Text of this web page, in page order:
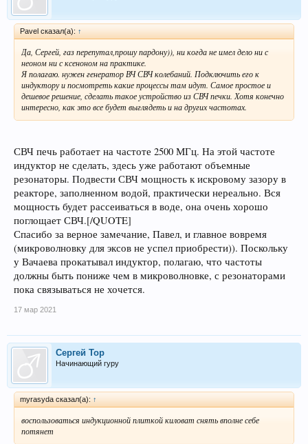
Pavel сказал(а): ↑
Да, Сергей, газ перепутал,прошу пардону)), ни когда не имел дело ни с
неоном ни с ксеноном на практике.
Я полагаю. нужен генератор ВЧ СВЧ колебаний. Подключить его к
индуктору и посмотреть какие процессы там идут. Самое простое и
дешевое решение, сделать такое устройство из СВЧ печки. Хотя конечно
интересно, как это все будет выглядеть и на других частотах.
СВЧ печь работает на частоте 2500 МГц. На этой частоте
индуктор не сделать, здесь уже работают объемные
резонаторы. Подвести СВЧ мощность к искровому зазору в
реакторе, заполненном водой, практически нереально. Вся
мощность будет рассеиваться в воде, она очень хорошо
поглощает СВЧ.[/QUOTE]
Спасибо за верное замечание, Павел, и главное вовремя
(микроволновку для эксов не успел приобрести)). Поскольку
у Вачаева прокатывал индуктор, полагаю, что частоты
должны быть пониже чем в микроволновке, с резонаторами
пока связываться не хочется.
17 мар 2021
Сергей Тор
Начинающий гуру
myrasyda сказал(а): ↑
воспользоваться индукционной плиткой киловат снять вполне себе
потянет